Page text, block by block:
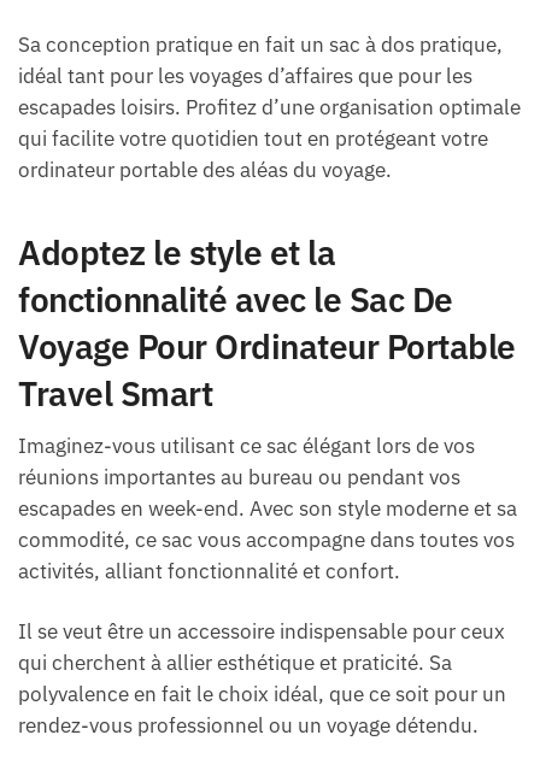
Sa conception pratique en fait un sac à dos pratique,
idéal tant pour les voyages d’affaires que pour les
escapades loisirs. Profitez d’une organisation optimale
qui facilite votre quotidien tout en protégeant votre
ordinateur portable des aléas du voyage.
Adoptez le style et la
fonctionnalité avec le Sac De
Voyage Pour Ordinateur Portable
Travel Smart
Imaginez-vous utilisant ce sac élégant lors de vos
réunions importantes au bureau ou pendant vos
escapades en week-end. Avec son style moderne et sa
commodité, ce sac vous accompagne dans toutes vos
activités, alliant fonctionnalité et confort.
Il se veut être un accessoire indispensable pour ceux
qui cherchent à allier esthétique et praticité. Sa
polyvalence en fait le choix idéal, que ce soit pour un
rendez-vous professionnel ou un voyage détendu.